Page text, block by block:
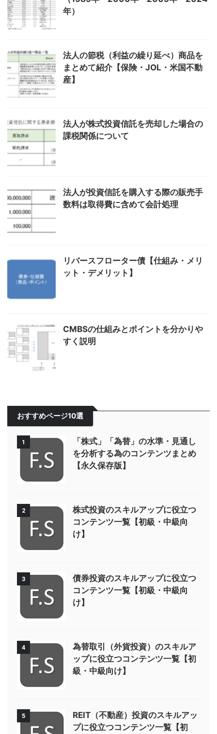
年）
法人の節税（利益の繰り延べ）商品を
まとめて紹介【保険・JOL・米国不動
産】
法人が株式投資信託を売却した場合の
課税関係について
法人が投資信託を購入する際の販売手
数料は取得費に含めて会計処理
リバースフローター債【仕組み・メリ
ット・デメリット】
CMBSの仕組みとポイントを分かりや
すく説明
おすすめページ10選
1
「株式」「為替」の水準・見通し
を分析する為のコンテンツまとめ
【永久保存版】
2
株式投資のスキルアップに役立つ
コンテンツ一覧【初級・中級向
け】
3
債券投資のスキルアップに役立つ
コンテンツ一覧【初級・中級向
け】
4
為替取引（外貨投資）のスキルア
ップに役立つコンテンツ一覧【初
級・中級向け】
5
REIT（不動産）投資のスキルアッ
プに役立つコンテンツ一覧【初